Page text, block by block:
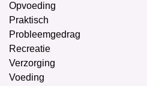
Opvoeding
Praktisch
Probleemgedrag
Recreatie
Verzorging
Voeding